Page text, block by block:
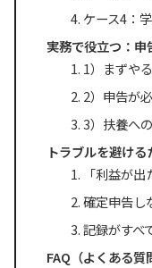
ケース4：
実務で役立つ：
1）まずや
2）申告が
3）扶養へ
トラブルを避け
「利益が
確定申告し
記録がすべ
FAQ（よくある質